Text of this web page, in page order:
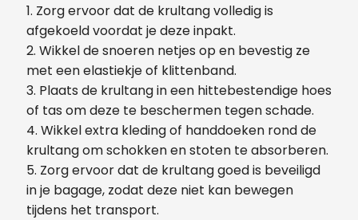
1. Zorg ervoor dat de krultang volledig is
afgekoeld voordat je deze inpakt.
2. Wikkel de snoeren netjes op en bevestig ze
met een elastiekje of klittenband.
3. Plaats de krultang in een hittebestendige hoes
of tas om deze te beschermen tegen schade.
4. Wikkel extra kleding of handdoeken rond de
krultang om schokken en stoten te absorberen.
5. Zorg ervoor dat de krultang goed is beveiligd
in je bagage, zodat deze niet kan bewegen
tijdens het transport.